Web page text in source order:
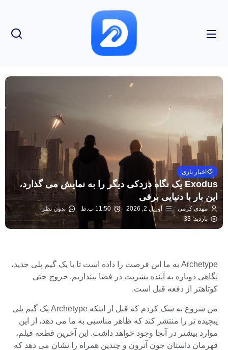
اخبار بازی
Exodus یک نگاه دزدکی دیگر را به نمایش می گذارد،
این بار با دنیایی برفی
مهدی کرمی آوریل 2, 2026 11:50 ب.ظ
بدون نظر
بازدید: 33
Archetype به ما این فرصت را داده است تا با یک گیم پلی جدید،
نگاهی دوباره به آینده بشریت در فضا بیندازیم. خروج حتی
کوتاهتر از دفعه قبل است.
من شروع به شک کردم که قبل از اینکه Archetype یک گیم پلی
پیچیده تر را منتشر کند که ظاهر مناسبی به ما می دهد، از این
موارد بیشتر در آنجا وجود خواهد داشت. این آخرین قطعه فیلم،
قهرمان داستان جون آترون و چندین همراه را نشان می دهد که